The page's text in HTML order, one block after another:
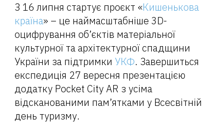
З 16 липня стартує проєкт «Кишенькова
країна» – це наймасштабніше 3D-
оцифрування об’єктів матеріальної
культурної та архітектурної спадщини
України за підтримки УКФ. Завершиться
експедиція 27 вересня презентацією
додатку Pocket City AR з усіма
відсканованими пам’ятками у Всесвітній
день туризму.